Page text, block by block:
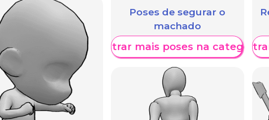
Poses de segurar o
machado
Mostrar mais poses na categoria